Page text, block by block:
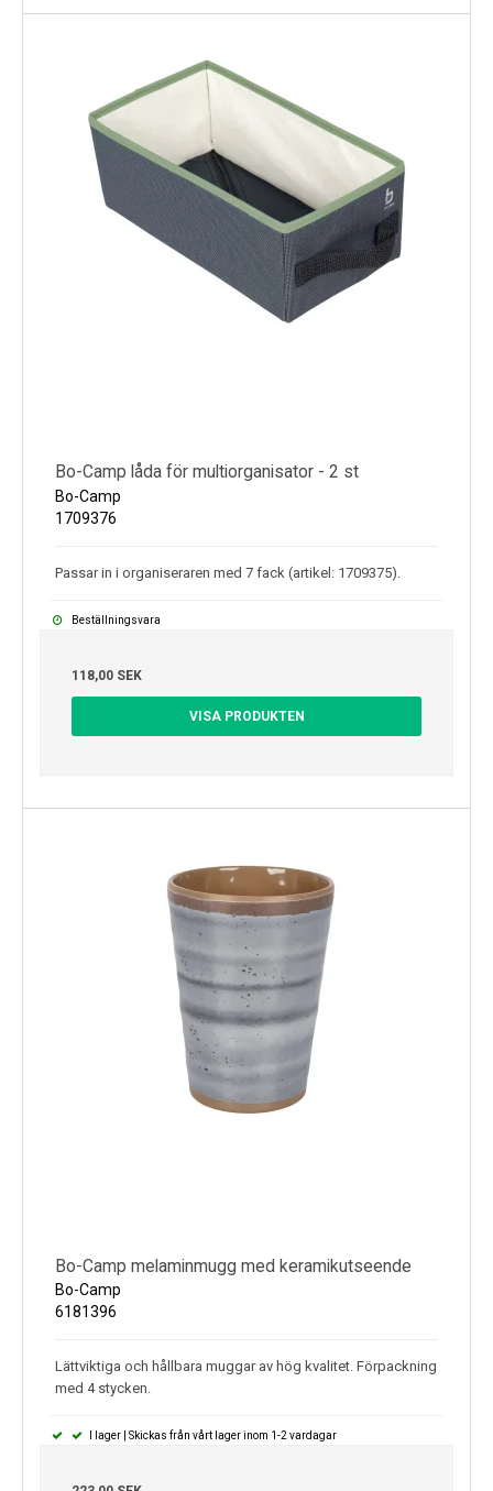
Bo-Camp låda för multiorganisator - 2 st
Bo-Camp
1709376
Passar in i organiseraren med 7 fack (artikel: 1709375).
Beställningsvara
118,00 SEK
VISA PRODUKTEN
Bo-Camp melaminmugg med keramikutseende
Bo-Camp
6181396
Lättviktiga och hållbara muggar av hög kvalitet. Förpackning
med 4 stycken.
I lager | Skickas från vårt lager inom 1-2 vardagar